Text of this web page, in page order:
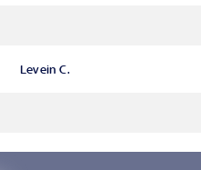
Levein C.